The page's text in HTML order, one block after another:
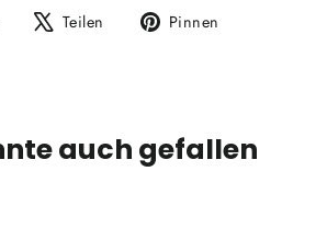
Auf
Teilen
Auf
Pinnen
auch gefallen